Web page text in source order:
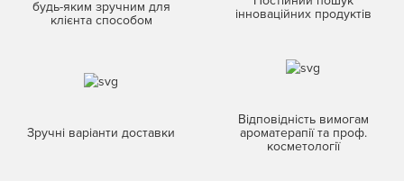
будь-яким зручним для
клієнта способом
інноваційних продуктів
Зручні варіанти доставки
Відповідність вимогам
ароматерапії та проф.
косметології